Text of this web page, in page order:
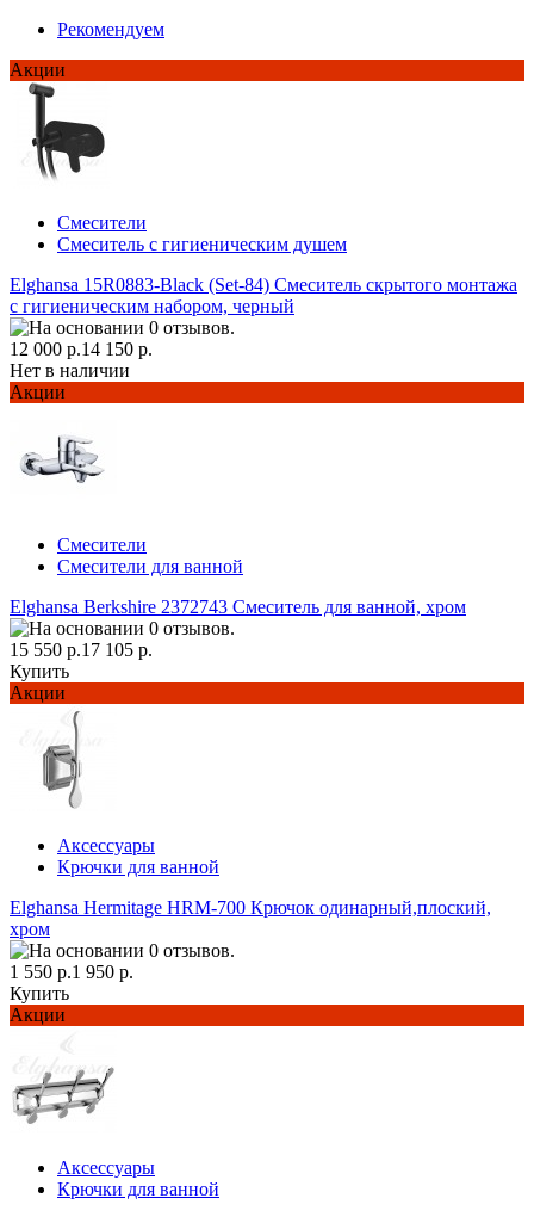
Рекомендуем
Акции
Смесители
Смеситель с гигиеническим душем
Elghansa 15R0883-Black (Set-84) Смеситель скрытого монтажа
с гигиеническим набором, черный
12 000 р.14 150 р.
Нет в наличии
Акции
Смесители
Смесители для ванной
Elghansa Berkshire 2372743 Смеситель для ванной, хром
15 550 р.17 105 р.
Купить
Акции
Аксессуары
Крючки для ванной
Elghansa Hermitage HRM-700 Крючок одинарный,плоский,
хром
1 550 р.1 950 р.
Купить
Акции
Аксессуары
Крючки для ванной